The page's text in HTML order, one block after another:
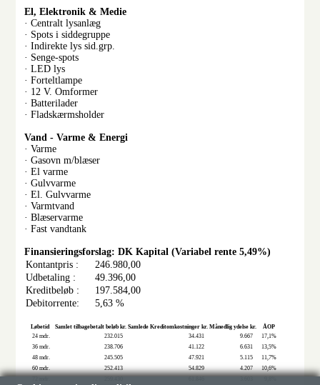
El, Elektronik & Medie
· Centralt lysanlæg
· Spots i siddegruppe
· Indirekte lys sid.grp.
· Senge-spots
· LED lys
· Forteltlampe
· 12 V. Omformer
· Batterilader
· Fladskærmsholder
Vand - Varme & Energi
· Varme
· Gasovn m/blæser
· El varme
· Gulvvarme
· El. Gulvvarme
· Varmtvand
· Blæservarme
· Fast vandtank
Finansieringsforslag: DK Kapital (Variabel rente 5,49%)
Kontantpris :
246.980,00
Udbetaling :
49.396,00
Kreditbeløb :
197.584,00
Debitorrente:
5,63 %
Løbetid Samlet tilbagebetalt beløb kr. Samlede Kreditomkostninger kr. Månedlig ydelse kr.
ÅOP
24 mdr.
232.015 34.431 9.667
17,1%
36 mdr.
238.706 41.122 6.631
13,5%
48 mdr.
245.505 47.921 5.115
11,7%
60 mdr.
252.413 54.829 4.207
10,6%